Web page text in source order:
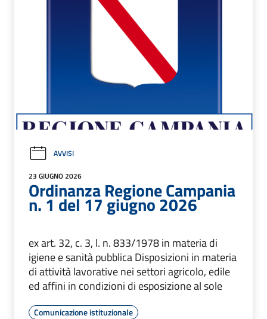
AVVISI
23 GIUGNO 2026
Ordinanza Regione Campania
n. 1 del 17 giugno 2026
ex art. 32, c. 3, l. n. 833/1978 in materia di
igiene e sanità pubblica Disposizioni in materia
di attività lavorative nei settori agricolo, edile
ed affini in condizioni di esposizione al sole
Comunicazione istituzionale